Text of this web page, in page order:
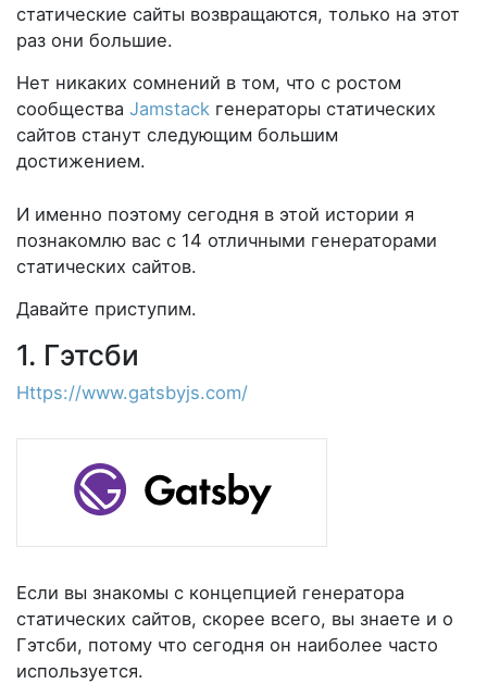
статические сайты возвращаются, только на этот
раз они большие.
Нет никаких сомнений в том, что с ростом
сообщества Jamstack генераторы статических
сайтов станут следующим большим
достижением.
И именно поэтому сегодня в этой истории я
познакомлю вас с 14 отличными генераторами
статических сайтов.
Давайте приступим.
1. Гэтсби
Https://www.gatsbyjs.com/
Если вы знакомы с концепцией генератора
статических сайтов, скорее всего, вы знаете и о
Гэтсби, потому что сегодня он наиболее часто
используется.